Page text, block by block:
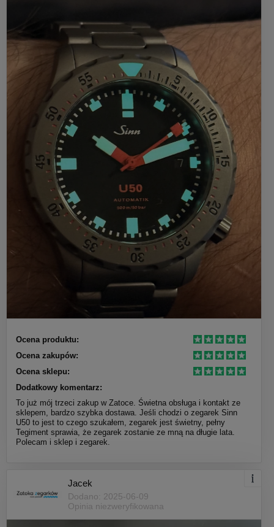
Ocena produktu:
Ocena zakupów:
Ocena sklepu:
Dodatkowy komentarz:
To już mój trzeci zakup w Zatoce. Świetna obsługa i kontakt ze
sklepem, bardzo szybka dostawa. Jeśli chodzi o zegarek Sinn
U50 to jest to czego szukałem, zegarek jest świetny, pełny
Tegiment sprawia, że zegarek zostanie ze mną na długie lata.
Polecam i sklep i zegarek.
Jacek
Dodano: 2025-06-09
Opinia niezweryfikowana